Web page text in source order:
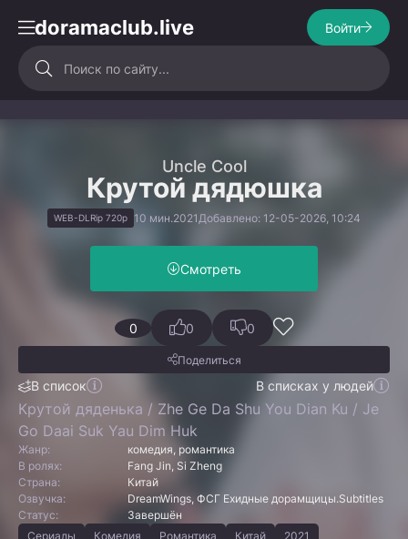
doramaclub.live Войти
Uncle Cool
Крутой дядюшка
WEB-DLRip 720p 10 мин.2021 Добавлено: 12-05-2026, 10:24
Смотреть
0
В список В списках у людей
0 0
Поделиться
Крутой дяденька / Zhe Ge Da Shu You Dian Ku / Je
Go Daai Suk Yau Dim Huk
Жанр:
комедия, романтика
В ролях:
Fang Jin, Si Zheng
Страна:
Китай
Озвучка:
DreamWings, ФСГ Ехидные дорамщицы.Subtitles
Статус:
Завершён
Сериалы
Комедия Романтика Китай 2021